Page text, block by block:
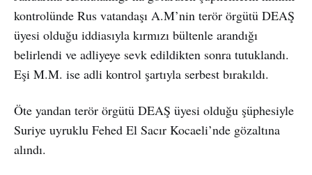
kontrolünde Rus vatandaşı A.M’nin terör örgütü DEAŞ
üyesi olduğu iddiasıyla kırmızı bültenle arandığı
belirlendi ve adliyeye sevk edildikten sonra tutuklandı.
Eşi M.M. ise adli kontrol şartıyla serbest bırakıldı.
Öte yandan terör örgütü DEAŞ üyesi olduğu şüphesiyle
Suriye uyruklu Fehed El Sacır Kocaeli’nde gözaltına
alındı.